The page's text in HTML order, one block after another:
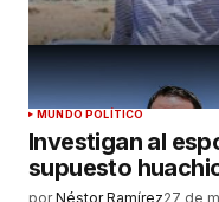
MUNDO POLÍTICO
Investigan al
supuesto
por Néstor Ramírez27 de